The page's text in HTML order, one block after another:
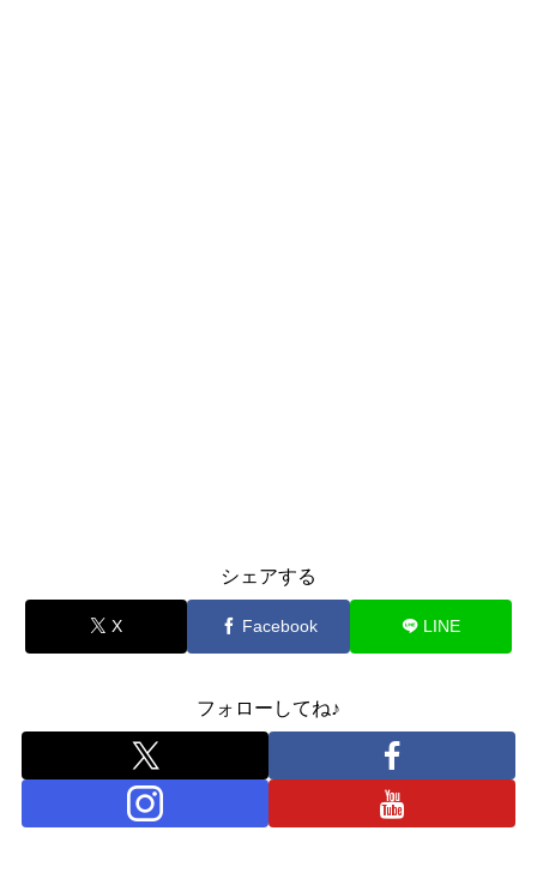
シェアする
X Facebook LINE
フォローしてね♪